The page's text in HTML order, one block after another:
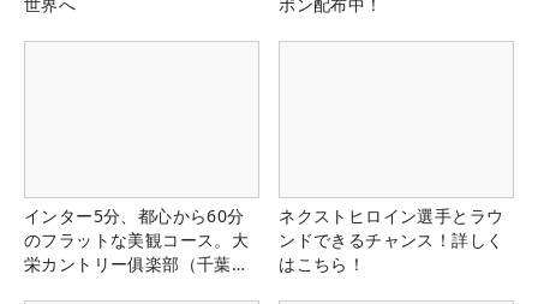
インター5分、都心から60分
のフラットな美観コース。大
栄カントリー俱楽部（千葉
ネクストヒロイン選手とラウ
ンドできるチャンス！詳しく
はこちら！